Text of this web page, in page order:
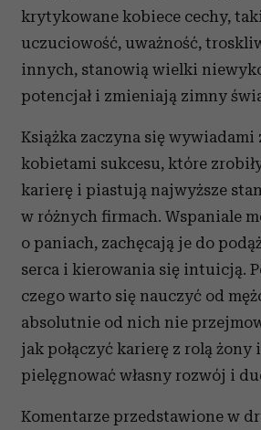
krytykowane kobiece cechy,
uczuciowość, uważność,
innych, stanowią wielki
potencjał i zmieniają zimny
Książka zaczyna się wywiadami
kobietami sukcesu, które
karierę i piastują najwyższe
w różnych firmach. Wspaniale
o paniach, zachęcają je do
serca i kierowania się intuicją.
czego warto się nauczyć od
absolutnie od nich nie
jak połączyć karierę z rolą żony
pielęgnować własny rozwój i
Komentarze przedstawione w